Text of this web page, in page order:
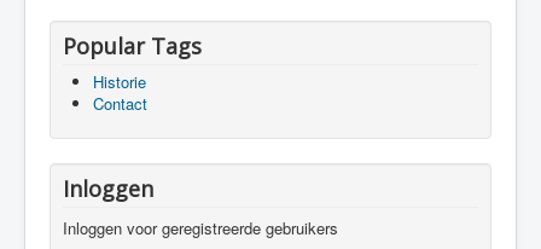
Popular Tags
Historie
Contact
Inloggen
Inloggen voor geregistreerde gebruikers